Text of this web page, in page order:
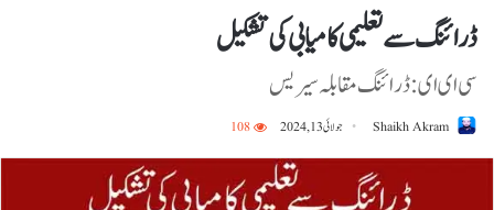
ڈرائنگ سے تعلیمی کامیابی کی تشکیل
سی ای ای: ڈرائنگ مقا بلہ سیریس
Shaikh Akram جولائی 13, 2024 108